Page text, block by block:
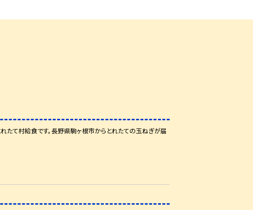
て村給食です。長野県駒ヶ根市からとれたての玉ねぎが届